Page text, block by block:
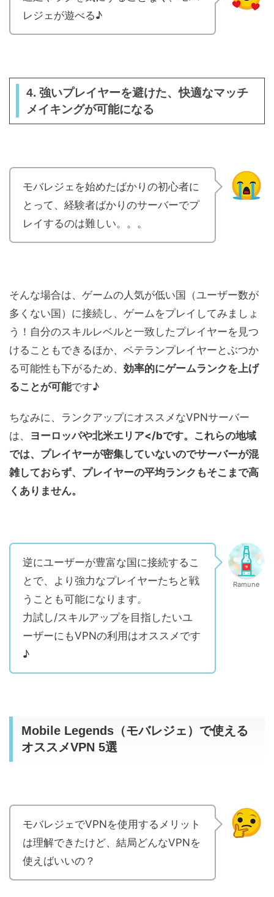
レジェが遊べる♪
4. 強いプレイヤーを避けた、快適なマッチ
メイキングが可能になる
モバレジェを始めたばかりの初心者に
とって、経験者ばかりのサーバーでプ
レイするのは難しい。。。
そんな場合は、ゲームの人気が低い国（ユーザー数が
多くない国）に接続し、ゲームをプレイしてみましょ
う！自分のスキルレベルと一致したプレイヤーを見つ
けることもできるほか、ベテランプレイヤーとぶつか
る可能性も下がるため、 効率的にゲームランクを上げ
ることが可能です♪
ちなみに、ランクアップにオススメなVPNサーバー
は、 ヨーロッパや北米エリア</bです。これらの地域
では、プレイヤーが密集していないのでサーバーが混
雑しておらず、プレイヤーの平均ランクもそこまで高
くありません。
逆にユーザーが豊富な国に接続するこ
とで、より強力なプレイヤーたちと戦
うことも可能になります。
力試し/スキルアップを目指したいユ
ーザーにもVPNの利用はオススメです
♪
Ramune
Mobile Legends（モバレジェ）で使える
オススメVPN 5選
モバレジェでVPNを使用するメリット
は理解できたけど、結局どんなVPNを
使えばいいの？